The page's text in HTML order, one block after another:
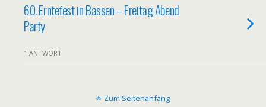
60. Erntefest in Bassen – Freitag Abend
Party
1 ANTWORT
Zum Seitenanfang